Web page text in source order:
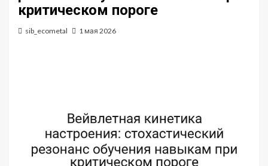
критическом пороге
sib_ecometal 1 мая 2026